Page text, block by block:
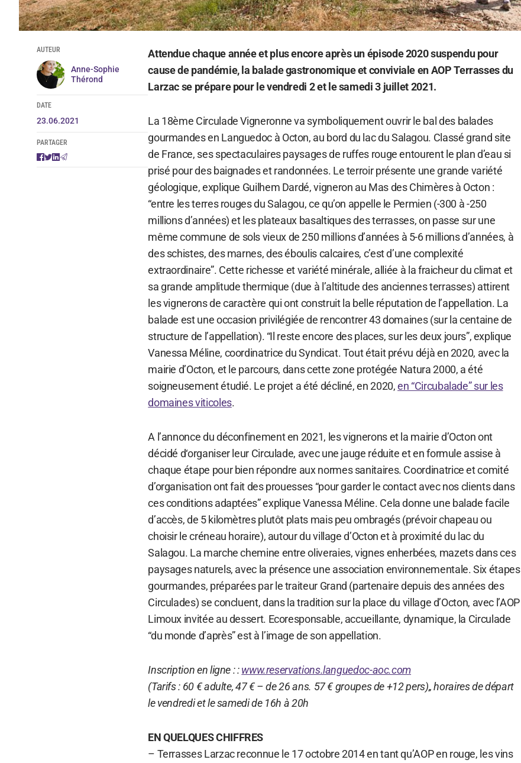
AUTEUR
Anne-Sophie
Thérond
DATE
23.06.2021
PARTAGER
Attendue chaque année et plus encore après un épisode 2020 suspendu pour
cause de pandémie, la balade gastronomique et conviviale en AOP Terrasses du
Larzac se prépare pour le vendredi 2 et le samedi 3 juillet 2021.
La 18ème Circulade Vigneronne va symboliquement ouvrir le bal des balades
gourmandes en Languedoc à Octon, au bord du lac du Salagou. Classé grand site
de France, ses spectaculaires paysages de ruffes rouge entourent le plan d’eau si
prisé pour des baignades et randonnées. Le terroir présente une grande variété
géologique, explique Guilhem Dardé, vigneron au Mas des Chimères à Octon :
“entre les terres rouges du Salagou, ce qu’on appelle le Permien (-300 à -250
millions d’années) et les plateaux basaltiques des terrasses, on passe sur une
même commune de sols vieux de 250 millions d’années à 5-6 millions d’années, à
des schistes, des marnes, des éboulis calcaires, c’est d’une complexité
extraordinaire”. Cette richesse et variété minérale, alliée à la fraicheur du climat et
sa grande amplitude thermique (due à l’altitude des anciennes terrasses) attirent
les vignerons de caractère qui ont construit la belle réputation de l’appellation. La
balade est une occasion privilégiée de rencontrer 43 domaines (sur la centaine de
structure de l’appellation). “Il reste encore des places, sur les deux jours”, explique
Vanessa Méline, coordinatrice du Syndicat. Tout était prévu déjà en 2020, avec la
mairie d’Octon, et le parcours, dans cette zone protégée Natura 2000, a été
soigneusement étudié. Le projet a été décliné, en 2020,en “Circubalade” sur les
domaines viticoles.
A l’annonce du déconfinement en 2021, les vignerons et la mairie d’Octon ont
décidé d‘organiser leur Circulade, avec une jauge réduite et en formule assise à
chaque étape pour bien répondre aux normes sanitaires. Coordinatrice et comité
d’organisation ont fait des prouesses “pour garder le contact avec nos clients dans
ces conditions adaptées” explique Vanessa Méline. Cela donne une balade facile
d’accès, de 5 kilomètres plutôt plats mais peu ombragés (prévoir chapeau ou
choisir le créneau horaire), autour du village d’Octon et à proximité du lac du
Salagou. La marche chemine entre oliveraies, vignes enherbées, mazets dans ces
paysages naturels, avec la présence une association environnementale. Six étapes
gourmandes, préparées par le traiteur Grand (partenaire depuis des années des
Circulades) se concluent, dans la tradition sur la place du village d’Octon, avec l’AOP
Limoux invitée au dessert. Ecoresponsable, accueillante, dynamique, la Circulade
“du monde d’après” est à l’image de son appellation.
Inscription en ligne : :www.reservations.languedoc-aoc.com
(Tarifs : 60 € adulte, 47 € – de 26 ans. 57 € groupes de +12 pers),, horaires de départ
le vendredi et le samedi de 16h à 20h
EN QUELQUES CHIFFRES
– Terrasses Larzac reconnue le 17 octobre 2014 en tant qu’AOP en rouge, les vins